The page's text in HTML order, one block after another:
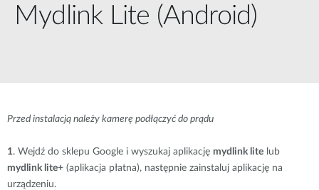
Mydlink Lite (Android)
Przed instalacją należy kamerę podłączyć do prądu
1. Wejdź do sklepu Google i wyszukaj aplikację mydlink lite lub
mydlink lite+ (aplikacja płatna), następnie zainstaluj aplikację na
urządzeniu.